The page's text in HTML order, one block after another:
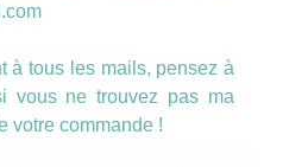
8.00€
AU PANIER
à tous les mails, pensez à
vous ne trouvez pas ma
votre commande !